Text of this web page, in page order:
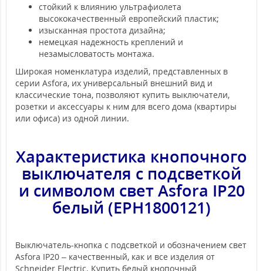
стойкий к влиянию ультрафиолета
высококачественный европейский пластик;
изысканная простота дизайна;
немецкая надежность креплений и
незамысловатость монтажа.
Широкая номенклатура изделий, представленных в
серии Asfora, их универсальный внешний вид и
классические тона, позволяют купить выключатели,
розетки и аксессуары к ним для всего дома (квартиры
или офиса) из одной линии.
Характеристика кнопочного
выключателя с подсветкой
и символом свет Asfora IP20
белый (EPH1800121)
Выключатель-кнопка с подсветкой и обозначением свет
Asfora IP20 – качественный, как и все изделия от
Schneider Electric. Купить белый кнопочный